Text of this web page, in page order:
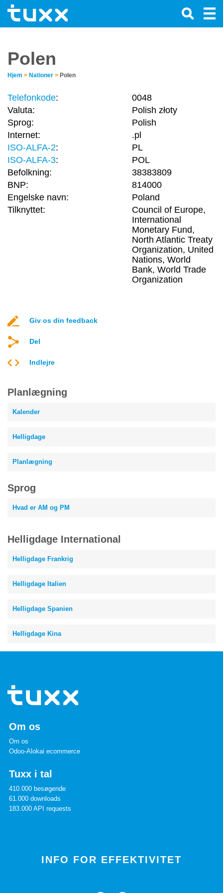
Polen
Hjem > Nationer > Polen
Telefonkode:
0048
Valuta:
Polish złoty
Sprog:
Polish
Internet:
.pl
ISO-ALFA-2:
PL
ISO-ALFA-3:
POL
Befolkning:
38383809
BNP:
814000
Engelske navn:
Poland
Tilknyttet:
Council of Europe,
International
Monetary Fund,
North Atlantic Treaty
Organization, United
Nations, World
Bank, World Trade
Organization
Giv os din feedback
Del
Indlejre
Planlægning
Kalender
Helligdage
Planlægning
Sprog
Hvad er AM og PM
Helligdage International
Helligdage Frankrig
Helligdage Italien
Helligdage Spanien
Helligdage Kina
Om os
Om os
Odoo-Alokai ecommerce
Tuxx i tal
410.000 besøgende
61.000 downloads
183.000 API requests
INFO FOR EFFEKTIVITET